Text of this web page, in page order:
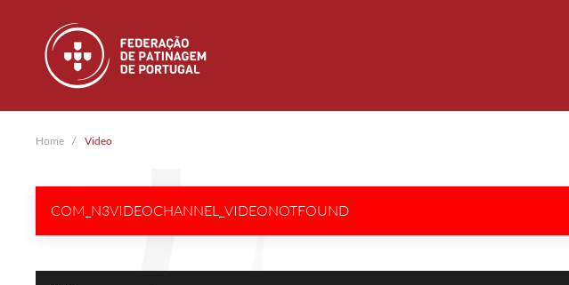
Skip to main content
Home Video
COM_N3VIDEOCHANNEL_VIDEONOTFOUND